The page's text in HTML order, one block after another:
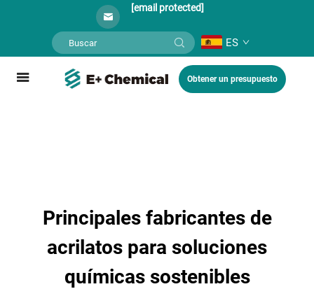
[email protected]
ES
Obtener un presupuesto
Principales fabricantes de
acrilatos para soluciones
químicas sostenibles